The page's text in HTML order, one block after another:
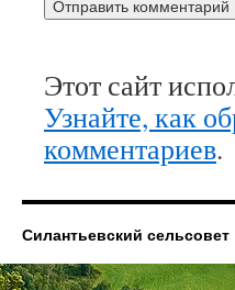
Этот сайт
Узнайте, как
комментариев.
Силантьевский сельсовет